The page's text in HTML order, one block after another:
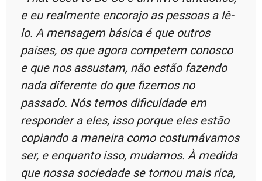
e eu realmente encorajo as pessoas a lê-
lo. A mensagem básica é que outros
países, os que agora competem conosco
e que nos assustam, não estão fazendo
nada diferente do que fizemos no
passado. Nós temos dificuldade em
responder a eles, isso porque eles estão
copiando a maneira como costumávamos
ser, e enquanto isso, mudamos. À medida
que nossa sociedade se tornou mais rica,